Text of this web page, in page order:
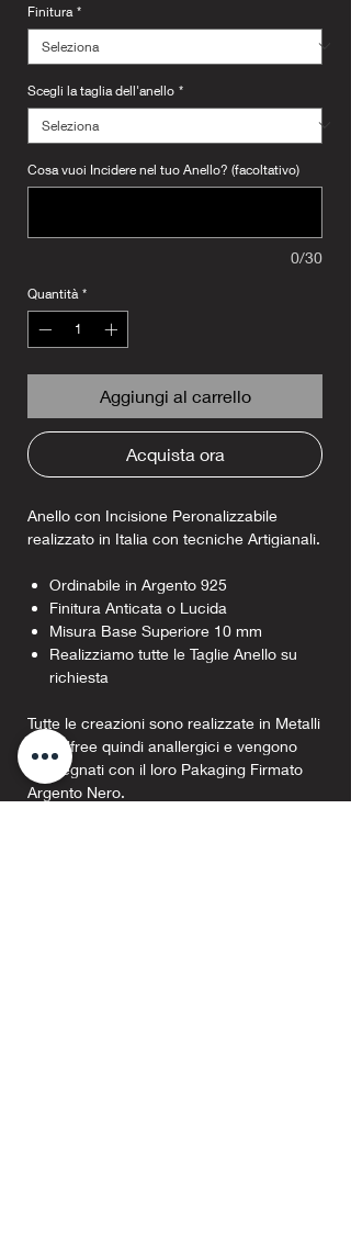
Finitura *
Scegli la taglia dell'anello *
Cosa vuoi Incidere nel tuo Anello? (facoltativo)
0/30
Quantità *
Aggiungi al carrello
Acquista ora
Anello con Incisione Peronalizzabile
realizzato in Italia con tecniche Artigianali.
Ordinabile in Argento 925
Finitura Anticata o Lucida
Misura Base Superiore 10 mm
Realizziamo tutte le Taglie Anello su
richiesta
Tutte le creazioni sono realizzate in Metalli
Nickelfree quindi anallergici e vengono
consegnati con il loro Pakaging Firmato
Argento Nero.